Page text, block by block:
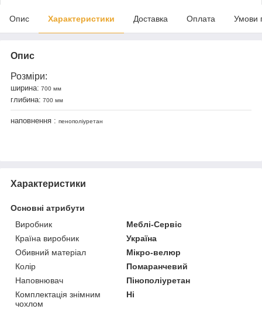
Опис Характеристики Доставка Оплата Умови
Опис
Розміри:
ширина: 700 мм
глибина: 700 мм
наповнення : пенополіуретан
Характеристики
Основні атрибути
Виробник
Меблі-Сервіс
Країна виробник
Україна
Обивний матеріал
Мікро-велюр
Колір
Помаранчевий
Наповнювач
Пінополіуретан
Комплектація знімним
чохлом
Ні